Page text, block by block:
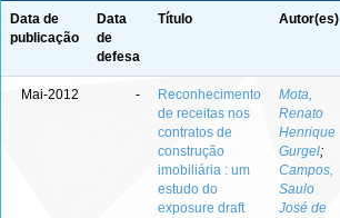
Data de
publicação
Data
de
defesa
Título Autor(es)
Mai-2012 -
Reconhecimento
de receitas nos
contratos de
construção
imobiliária : um
estudo do
exposure draft
Mota,
Renato
Henrique
Gurgel;
Campos,
Saulo
José de